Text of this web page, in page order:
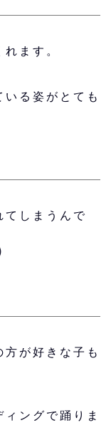
ます。
る姿がとても
てしまうんで
が好きな子も
ングで踊りま